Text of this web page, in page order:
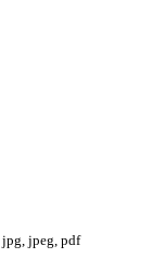
jpeg, pdf